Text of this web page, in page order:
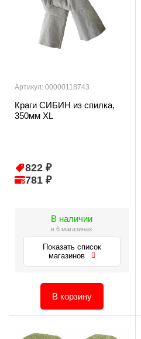
Артикул: 00000118743
Краги СИБИН из спилка,
350мм XL
822 ₽
781 ₽
В наличии
в 6 магазинах
Показать список
магазинов
В корзину